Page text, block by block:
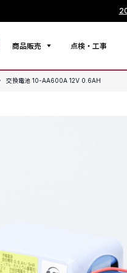
商品販売 点検・工事
交換電池 10-AA600A 12V 0.6AH